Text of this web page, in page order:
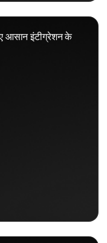
आसान इंटीग्रेशन के